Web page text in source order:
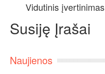
Vidutinis įvertinimas
Susiję Įrašai
Naujienos